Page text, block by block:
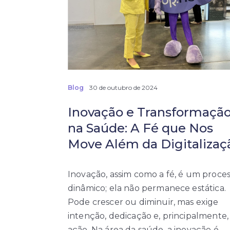
incertezas
em
tecnologias
Blog 30 de outubro de 2024
Inovação e
na Saúde: A Fé que Nos
Move Além da
Inovação, assim como a fé, é um
dinâmico; ela não permanece estática.
Pode crescer ou diminuir, mas exige
intenção, dedicação e, principalmente,